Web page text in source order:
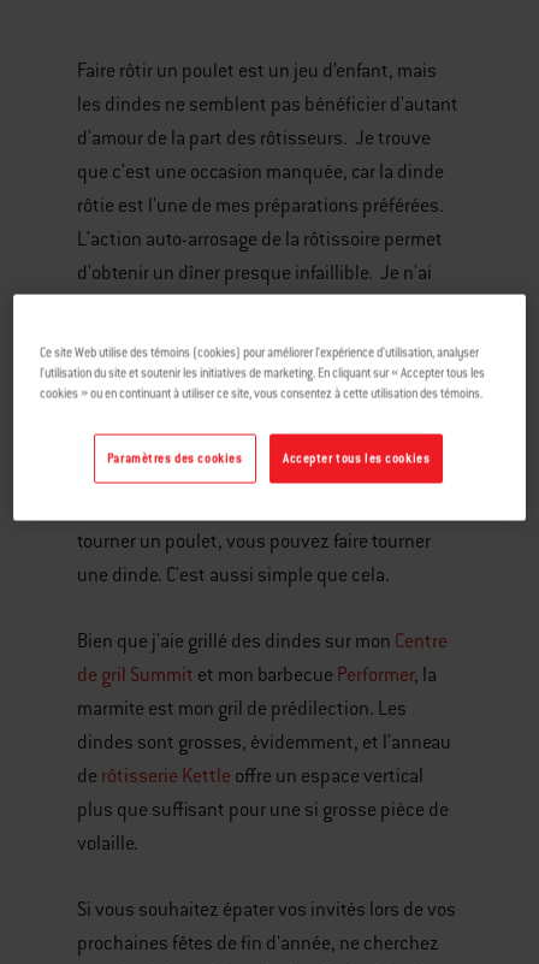
Faire rôtir un poulet est un jeu d’enfant, mais
les dindes ne semblent pas bénéficier d'autant
d'amour de la part des rôtisseurs. Je trouve
que c'est une occasion manquée, car la dinde
rôtie est l'une de mes préparations préférées.
L'action auto-arrosage de la rôtissoire permet
d'obtenir un dîner presque infaillible. Je n'ai
Jamais.
L'idée de faire tourner un oiseau de 14 livres sur
la broche vous paraît peut-être embarrassante.
Ne vous inquiétez pas, ce n'est pas le cas.
tourner un poulet, vous pouvez faire tourner
une dinde. C'est aussi simple que cela.
Bien que j'aie grillé des dindes sur mon Centre
de gril Summit et mon barbecue Performer, la
marmite est mon gril de prédilection. Les
dindes sont grosses, évidemment, et l'anneau
de rôtisserie Kettle offre un espace vertical
plus que suffisant pour une si grosse pièce de
volaille.
Si vous souhaitez épater vos invités lors de vos
prochaines fêtes de fin d'année, ne cherchez
Ce site Web utilise des témoins (cookies) pour améliorer l’expérience d’utilisation, analyser
l’utilisation du site et soutenir les initiatives de marketing. En cliquant sur « Accepter tous les
cookies » ou en continuant à utiliser ce site, vous consentez à cette utilisation des témoins.
Accepter tous les cookies
Paramètres des cookies